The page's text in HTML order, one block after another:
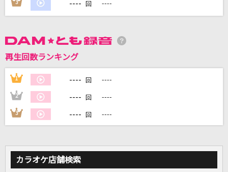
DAMに会員登録・ログインして
カラオケをもっと楽しもう！
3 ---- 回 ----
再生回数ランキング
1 ---- 回 ----
2 ---- 回 ----
3 ---- 回 ----
カラオケ店舗検索